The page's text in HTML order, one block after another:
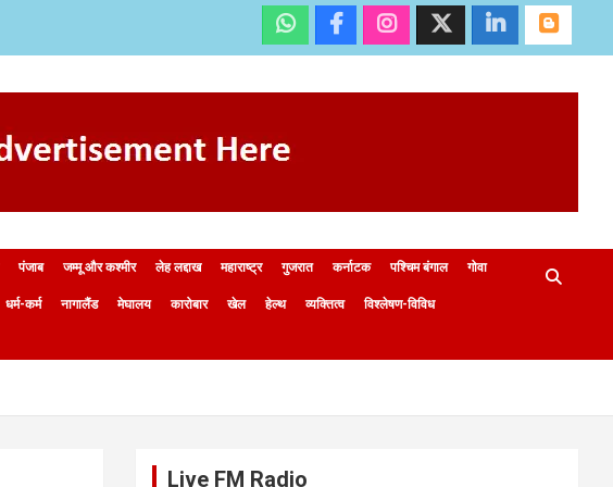
पंजाब जम्मू और कश्मीर लेह लद्दाख महाराष्ट्र गुजरात कर्नाटक पश्चिम बंगाल गोवा
धर्म-कर्म नागालैंड मेघालय कारोबार खेल हेल्थ व्यक्तित्व विश्लेषण-विविध
Live FM Radio